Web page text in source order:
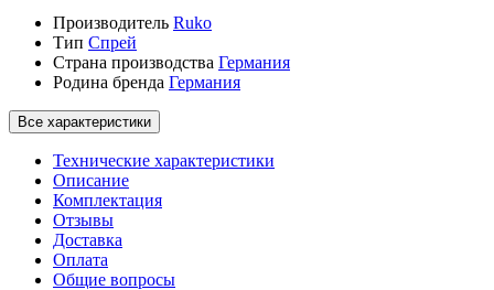
Производитель Ruko
Тип Спрей
Страна производства Германия
Родина бренда Германия
Все характеристики
Технические характеристики
Описание
Комплектация
Отзывы
Доставка
Оплата
Общие вопросы